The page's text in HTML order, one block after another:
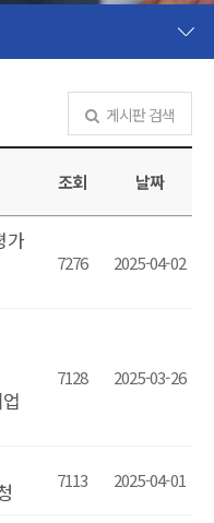
게시판 검색
조회 날짜
가
7276 2025-04-02
7128 2025-03-26
7113 2025-04-01